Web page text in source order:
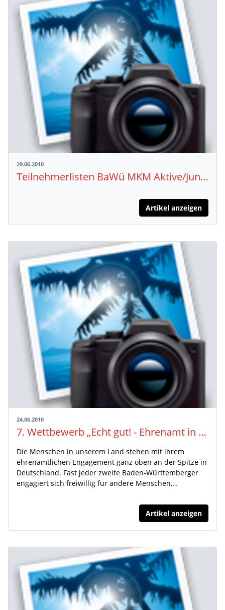
29.06.2010
Teilnehmerlisten BaWü MKM Aktive/Junioren Pliezhausen
Artikel anzeigen
24.06.2010
7. Wettbewerb „Echt gut! - Ehrenamt in Baden-Württemberg“
Die Menschen in unserem Land stehen mit ihrem
ehrenamtlichen Engagement ganz oben an der Spitze in
Deutschland. Fast jeder zweite Baden-Württemberger
engagiert sich freiwillig für andere Menschen,…
Artikel anzeigen